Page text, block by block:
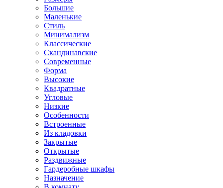
Большие
Маленькие
Стиль
Минимализм
Классические
Скандинавские
Современные
Форма
Высокие
Квадратные
Угловые
Низкие
Особенности
Встроенные
Из кладовки
Закрытые
Открытые
Раздвижные
Гардеробные шкафы
Назначение